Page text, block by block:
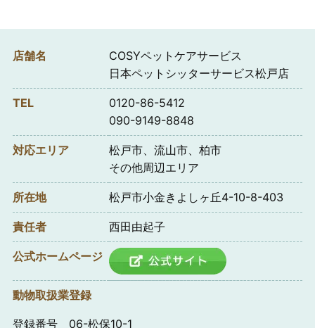
店舗名
COSYペットケアサービス
日本ペットシッターサービス松戸店
TEL
0120-86-5412
090-9149-8848
対応エリア
松戸市、流山市、柏市
その他周辺エリア
所在地 松戸市小金きよしヶ丘4-10-8-403
責任者 西田由起子
公式ホームページ
動物取扱業登録
登録番号 06-松保10-1